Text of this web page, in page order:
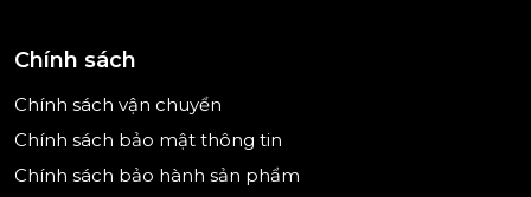
Chính sách
Chính sách vận chuyển
Chính sách bảo mật thông tin
Chính sách bảo hành sản phẩm